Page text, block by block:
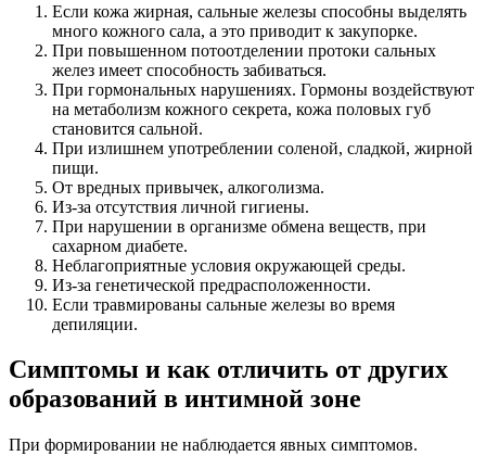
Если кожа жирная, сальные железы способны выделять
много кожного сала, а это приводит к закупорке.
При повышенном потоотделении протоки сальных
желез имеет способность забиваться.
При гормональных нарушениях. Гормоны воздействуют
на метаболизм кожного секрета, кожа половых губ
становится сальной.
При излишнем употреблении соленой, сладкой, жирной
пищи.
От вредных привычек, алкоголизма.
Из-за отсутствия личной гигиены.
При нарушении в организме обмена веществ, при
сахарном диабете.
Неблагоприятные условия окружающей среды.
Из-за генетической предрасположенности.
Если травмированы сальные железы во время
депиляции.
Симптомы и как отличить от других
образований в интимной зоне
При формировании не наблюдается явных симптомов.